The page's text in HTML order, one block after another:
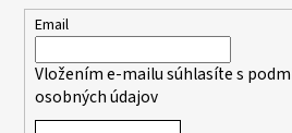
Email
Vložením e-mailu súhlasíte s
osobných údajov